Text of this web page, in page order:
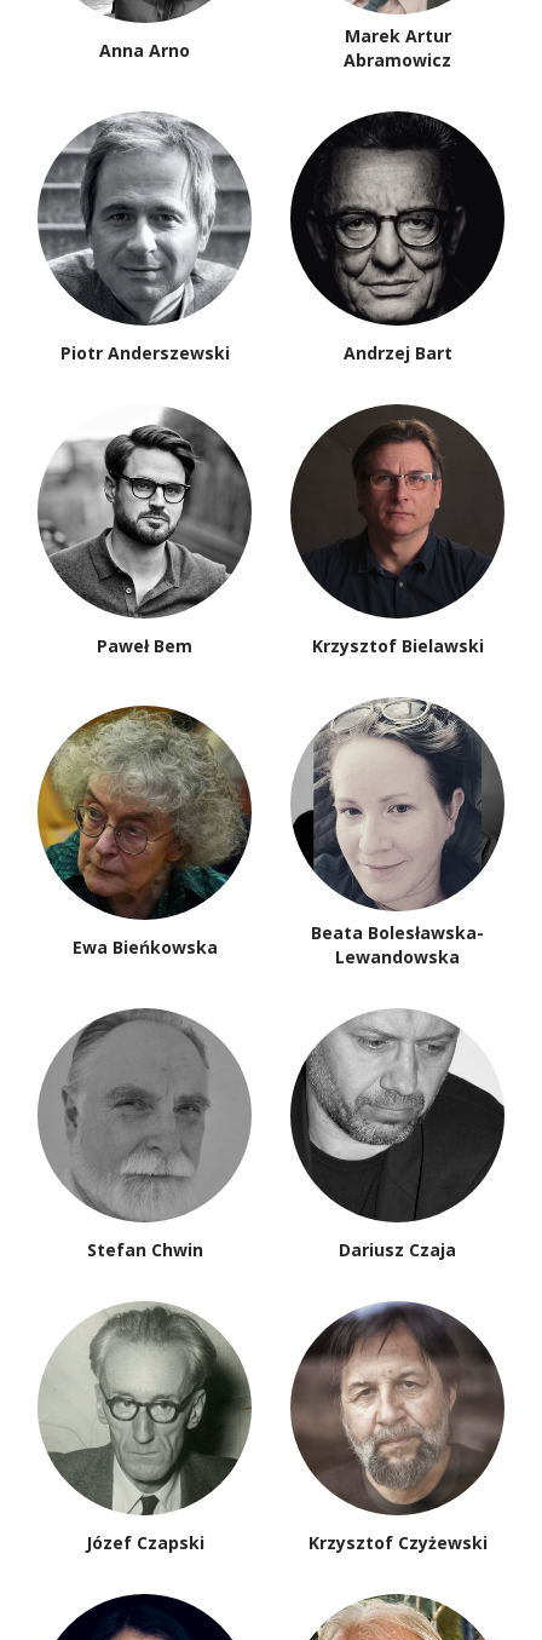
Anna Arno
Marek Artur
Abramowicz
Piotr Anderszewski Andrzej Bart
Paweł Bem Krzysztof Bielawski
Ewa Bieńkowska
Beata Bolesławska-
Lewandowska
Stefan Chwin Dariusz Czaja
Józef Czapski Krzysztof Czyżewski